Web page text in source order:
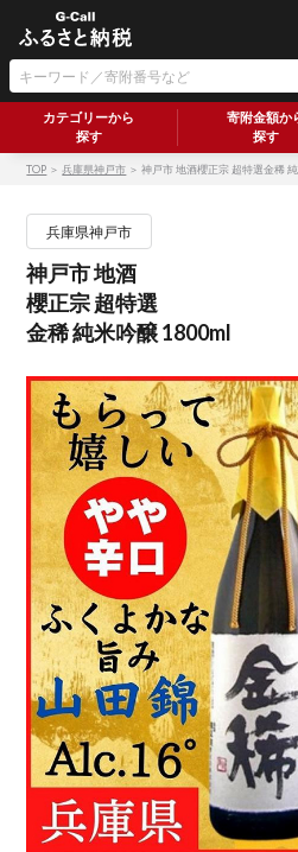
カテゴリーから
探す
寄附金額か
探す
TOP ＞兵庫県神戸市 ＞ 神戸市 地酒櫻正宗 超特選金稀
兵庫県神戸市
神戸市 地酒
櫻正宗 超特選
金稀 純米吟醸 1800ml